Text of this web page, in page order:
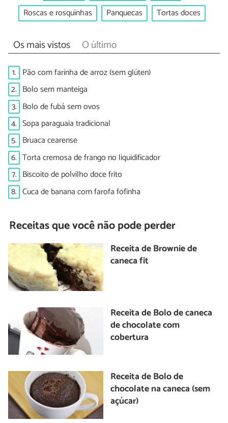
Roscas e rosquinhas
Panquecas Tortas doces
Os mais vistos O último
1. Pão com farinha de arroz (sem glúten)
2. Bolo sem manteiga
3. Bolo de fubá sem ovos
4. Sopa paraguaia tradicional
5. Bruaca cearense
6. Torta cremosa de frango no liquidificador
7. Biscoito de polvilho doce frito
8. Cuca de banana com farofa fofinha
Receitas que você não pode perder
Receita de Brownie de
caneca fit
Receita de Bolo de caneca
de chocolate com
cobertura
Receita de Bolo de
chocolate na caneca (sem
açúcar)